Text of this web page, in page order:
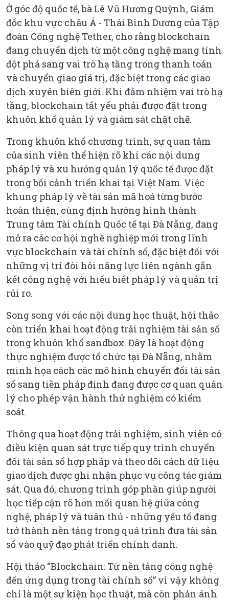
Ở góc độ quốc tế, bà Lê Vũ Hương Quỳnh, Giám
đốc khu vực châu Á - Thái Bình Dương của Tập
đoàn Công nghệ Tether, cho rằng blockchain
đang chuyển dịch từ một công nghệ mang tính
đột phá sang vai trò hạ tầng trong thanh toán
và chuyển giao giá trị, đặc biệt trong các giao
dịch xuyên biên giới. Khi đảm nhiệm vai trò hạ
tầng, blockchain tất yếu phải được đặt trong
khuôn khổ quản lý và giám sát chặt chẽ.
Trong khuôn khổ chương trình, sự quan tâm
của sinh viên thể hiện rõ khi các nội dung
pháp lý và xu hướng quản lý quốc tế được đặt
trong bối cảnh triển khai tại Việt Nam. Việc
khung pháp lý về tài sản mã hoá từng bước
hoàn thiện, cùng định hướng hình thành
Trung tâm Tài chính Quốc tế tại Đà Nẵng, đang
mở ra các cơ hội nghề nghiệp mới trong lĩnh
vực blockchain và tài chính số, đặc biệt đối với
những vị trí đòi hỏi năng lực liên ngành gắn
kết công nghệ với hiểu biết pháp lý và quản trị
rủi ro.
Song song với các nội dung học thuật, hội thảo
còn triển khai hoạt động trải nghiệm tài sản số
trong khuôn khổ sandbox. Đây là hoạt động
thực nghiệm được tổ chức tại Đà Nẵng, nhằm
minh họa cách các mô hình chuyển đổi tài sản
số sang tiền pháp định đang được cơ quan quản
lý cho phép vận hành thử nghiệm có kiểm
soát.
Thông qua hoạt động trải nghiệm, sinh viên có
điều kiện quan sát trực tiếp quy trình chuyển
đổi tài sản số hợp pháp và theo dõi cách dữ liệu
giao dịch được ghi nhận phục vụ công tác giám
sát. Qua đó, chương trình góp phần giúp người
học tiếp cận rõ hơn mối quan hệ giữa công
nghệ, pháp lý và tuân thủ - những yếu tố đang
trở thành nền tảng trong quá trình đưa tài sản
số vào quỹ đạo phát triển chính danh.
Hội thảo “Blockchain: Từ nền tảng công nghệ
đến ứng dụng trong tài chính số” vì vậy không
chỉ là một sự kiện học thuật, mà còn phản ánh